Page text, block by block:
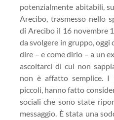
potenzialmente abitabili,
Arecibo, trasmesso nello
di Arecibo il 16 novembre
da svolgere in gruppo, oggi
dire – e come dirlo – a un
ascoltarci di cui non
non è affatto semplice. I
piccoli, hanno fatto
sociali che sono state
messaggio. È stata una